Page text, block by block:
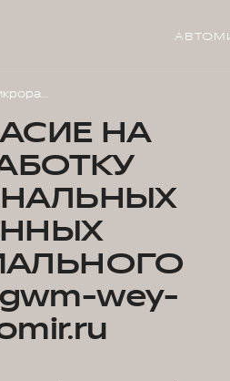
Москва, Балашиха, микрорайон 1 Мая, д.14
НА
wey-